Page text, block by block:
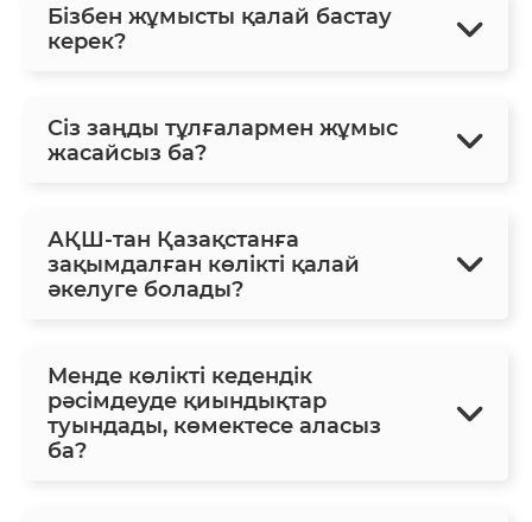
Бізбен жұмысты қалай бастау
керек?
Сіз заңды тұлғалармен жұмыс
жасайсыз ба?
АҚШ-тан Қазақстанға
зақымдалған көлікті қалай
әкелуге болады?
Менде көлікті кедендік
рәсімдеуде қиындықтар
туындады, көмектесе аласыз
ба?